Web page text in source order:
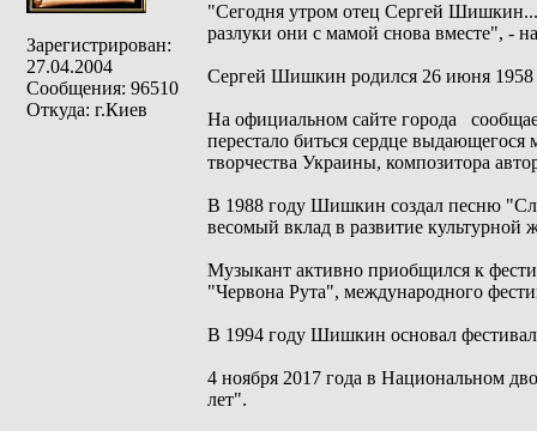
Зарегистрирован:
27.04.2004
Сообщения: 96510
Откуда: г.Киев
"Сегодня утром отец Сергей
разлуки они с мамой снова вместе", -
Сергей Шишкин родился 26 июня 1958
На официальном сайте города
перестало биться сердце выдающегося
творчества Украины, композитора
В 1988 году Шишкин создал песню
весомый вклад в развитие культурной
Музыкант активно приобщился к
"Червона Рута", международного
В 1994 году Шишкин основал
4 ноября 2017 года в Национальном
лет".